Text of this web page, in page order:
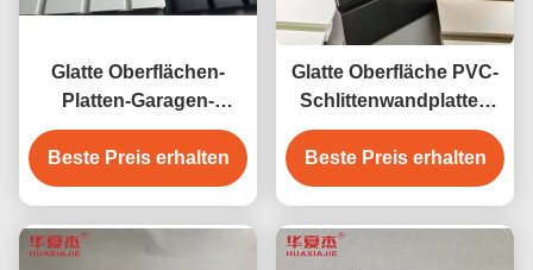
Glatte Oberflächen-
Platten-Garagen-
Platten-
Innendekorations-
Material PVCs Slatwall
Beste Preis erhalten
Glatte Oberfläche PVC-
Schlittenwandplatten
mit Feuerbeständigkeit
und einfacher
Installation
Beste Preis erhalten